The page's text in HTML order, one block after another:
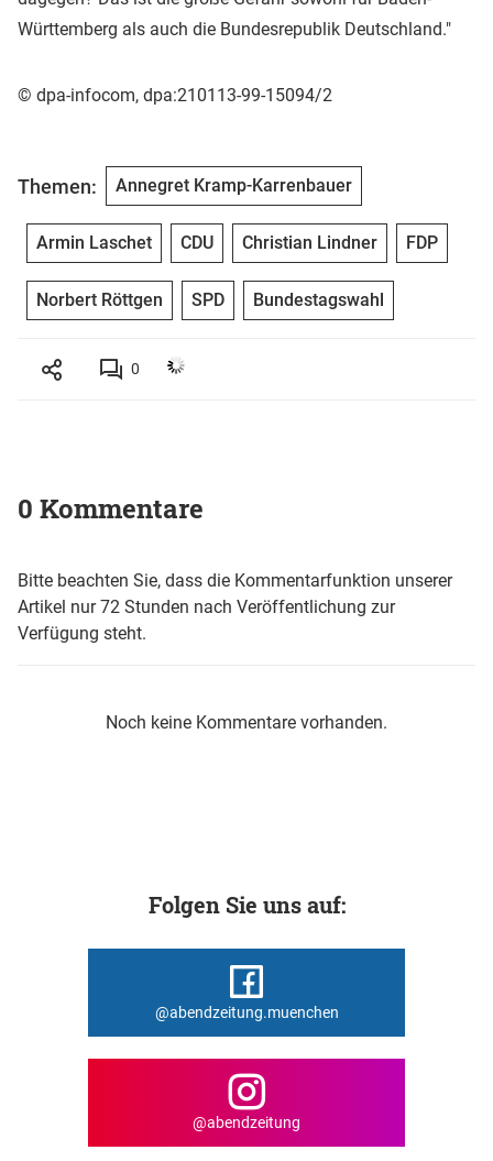
Württemberg als auch die Bundesrepublik Deutschland."
© dpa-infocom, dpa:210113-99-15094/2
Themen: Annegret Kramp-Karrenbauer
Armin Laschet CDU Christian Lindner FDP
Norbert Röttgen SPD Bundestagswahl
0
0 Kommentare
Bitte beachten Sie, dass die Kommentarfunktion unserer
Artikel nur 72 Stunden nach Veröffentlichung zur
Verfügung steht.
Noch keine Kommentare vorhanden.
Folgen Sie uns auf:
@abendzeitung.muenchen
@abendzeitung